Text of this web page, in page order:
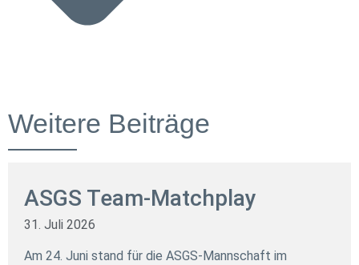
Weitere Beiträge
ASGS Team-Matchplay
31. Juli 2026
Am 24. Juni stand für die ASGS-Mannschaft im